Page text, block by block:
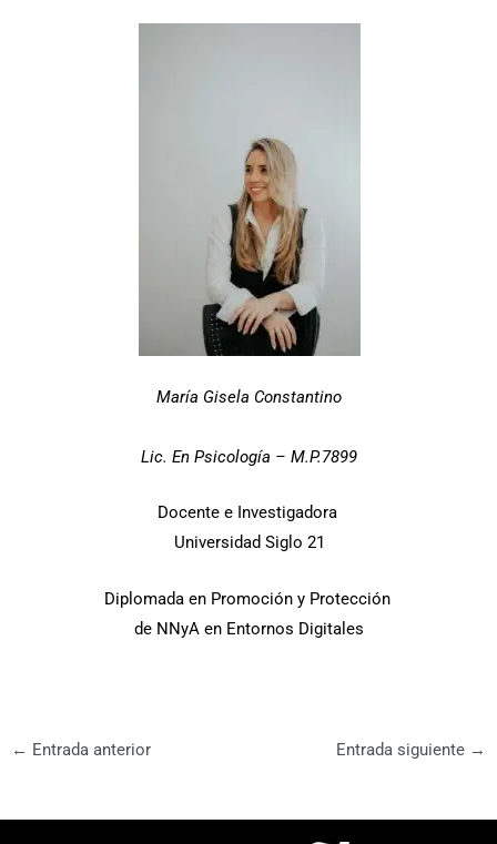
María Gisela Constantino
Lic. En Psicología – M.P.7899
Docente e Investigadora
Universidad Siglo 21
Diplomada en Promoción y Protección
de NNyA en Entornos Digitales
← Entrada anterior Entrada siguiente →